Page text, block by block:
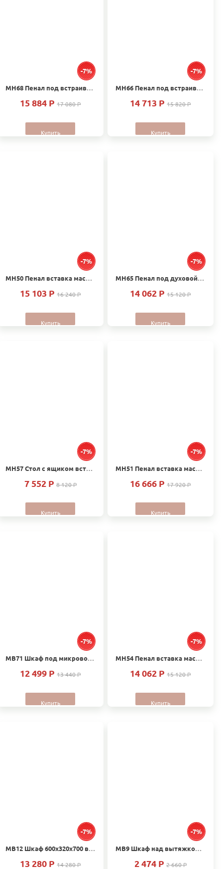
-7%
МН68 Пенал под встраиваемый холодильник вставка массив Дуб
15 884 P17 080 P
Купить
-7%
МН66 Пенал под встраиваемый холодильник вставка массив Дуб
14 713 P15 820 P
Купить
-7%
МН50 Пенал вставка массив Дуб
15 103 P16 240 P
Купить
-7%
МН65 Пенал под духовой шкаф и микроволновую печь вставка массив Дуб
14 062 P15 120 P
Купить
-7%
МН57 Стол с ящиком вставка массив Дуб
7 552 P 8 120 P
Купить
-7%
МН51 Пенал вставка массив Дуб
16 666 P17 920 P
Купить
-7%
МВ71 Шкаф под микроволновую печь вставка массив Дуб
12 499 P13 440 P
Купить
-7%
МН54 Пенал вставка массив Дуб
14 062 P15 120 P
Купить
-7%
МВ12 Шкаф 600х320х700 вставка Массив Дуб
13 280 P14 280 P
-7%
МВ9 Шкаф над вытяжкой 500х320х350 вставка Массив Дуб
2 474 P 2 660 P